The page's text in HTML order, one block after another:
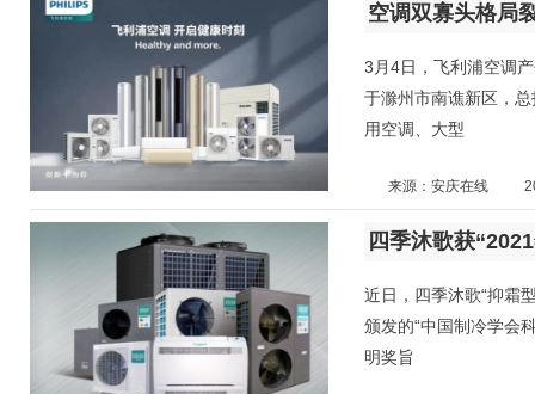
空调双寡头格局
3月4日，飞利浦空调
于滁州市南谯新区，
用空调、大型
来源：安庆在线
四季沐歌获
近日，四季沐歌“抑霜
颁发的“中国制冷学会
明奖旨